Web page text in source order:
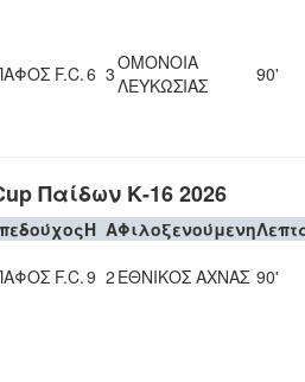
F.C.6 3ΟΜΟΝΟΙΑ
ΛΕΥΚΩΣΙΑΣ
90'
Παίδων Κ-16 2026
H AΦιλοξενούμενη
F.C.9 2 ΕΘΝΙΚΟΣ ΑΧΝΑΣ 90'